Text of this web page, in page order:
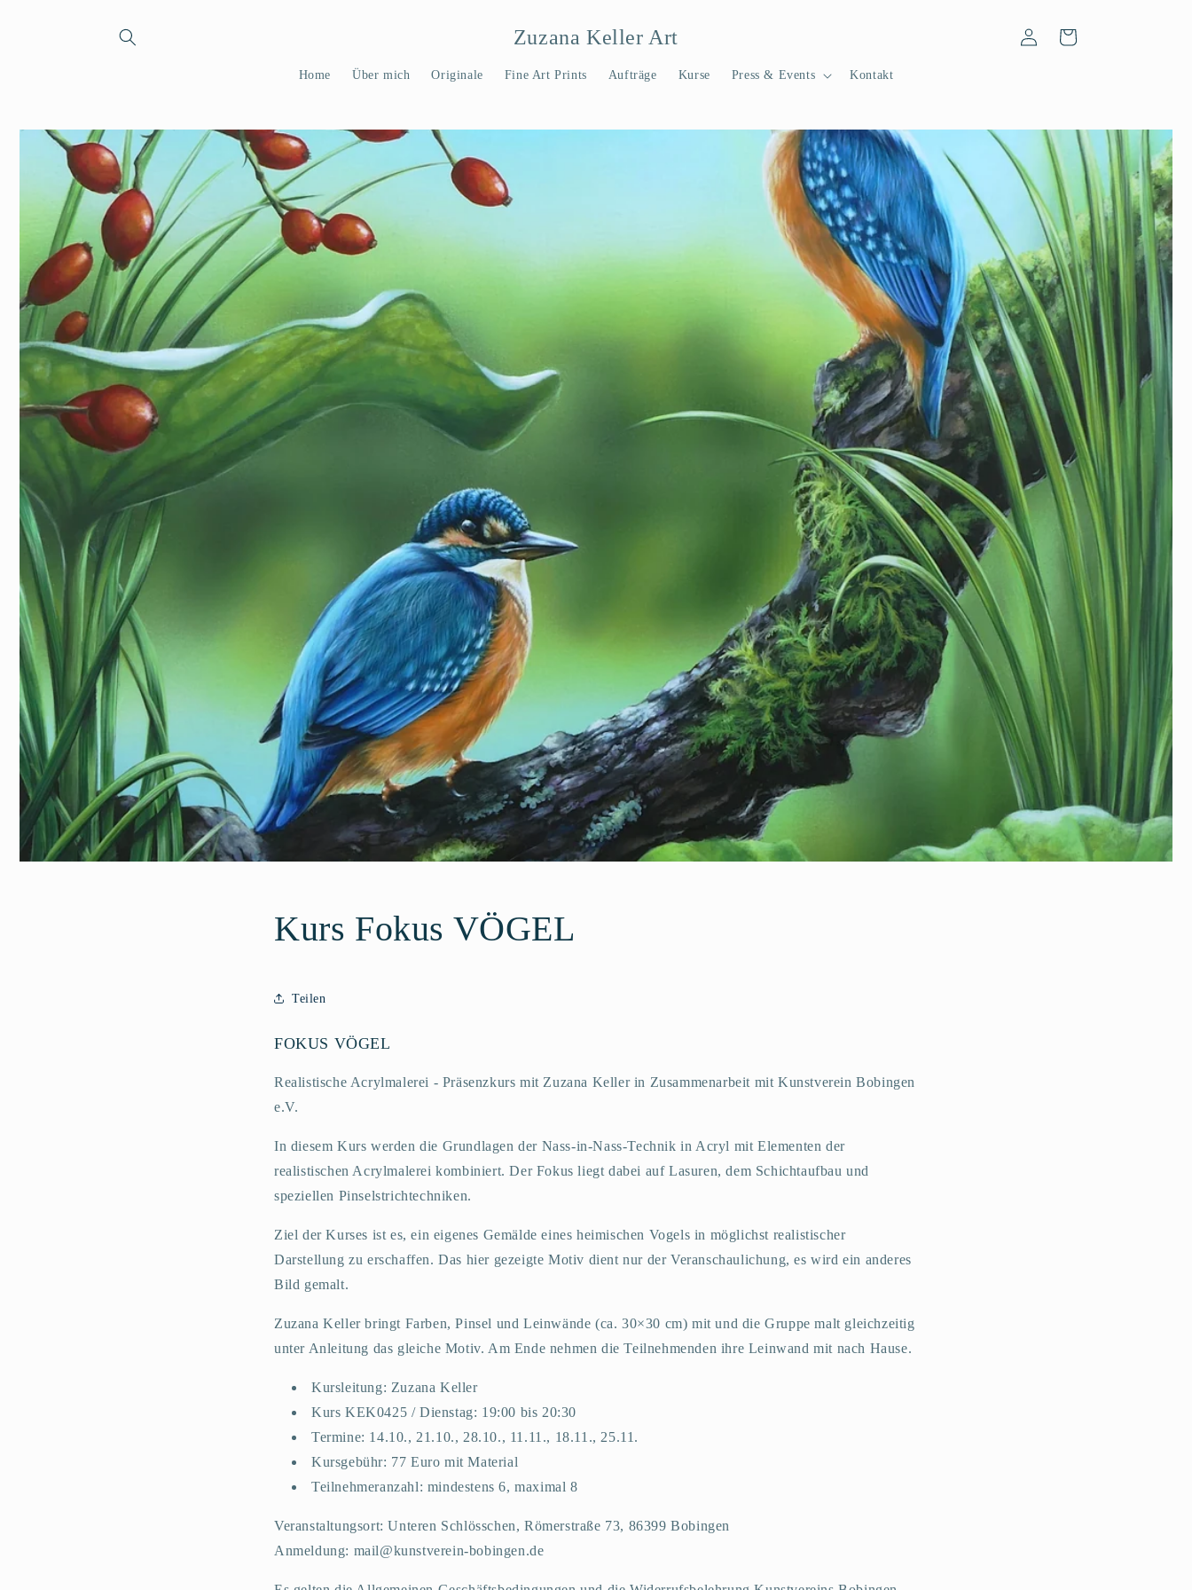
Zuzana Keller Art
Home Über mich Originale Fine Art Prints Aufträge Kurse Press & Events Kontakt
EinloggenWarenkorb
Kurs Fokus VÖGEL
Teilen
FOKUS VÖGEL
Realistische Acrylmalerei - Präsenzkurs mit Zuzana Keller in Zusammenarbeit mit Kunstverein Bobingen
e.V.
In diesem Kurs werden die Grundlagen der Nass-in-Nass-Technik in Acryl mit Elementen der
realistischen Acrylmalerei kombiniert. Der Fokus liegt dabei auf Lasuren, dem Schichtaufbau und
speziellen Pinselstrichtechniken.
Ziel der Kurses ist es, ein eigenes Gemälde eines heimischen Vogels in möglichst realistischer
Darstellung zu erschaffen. Das hier gezeigte Motiv dient nur der Veranschaulichung, es wird ein anderes
Bild gemalt.
Zuzana Keller bringt Farben, Pinsel und Leinwände (ca. 30×30 cm) mit und die Gruppe malt gleichzeitig
unter Anleitung das gleiche Motiv. Am Ende nehmen die Teilnehmenden ihre Leinwand mit nach Hause.
Kursleitung: Zuzana Keller
Kurs KEK0425 / Dienstag: 19:00 bis 20:30
Termine: 14.10., 21.10., 28.10., 11.11., 18.11., 25.11.
Kursgebühr: 77 Euro mit Material
Teilnehmeranzahl: mindestens 6, maximal 8
Veranstaltungsort: Unteren Schlösschen, Römerstraße 73, 86399 Bobingen
Anmeldung: mail@kunstverein-bobingen.de